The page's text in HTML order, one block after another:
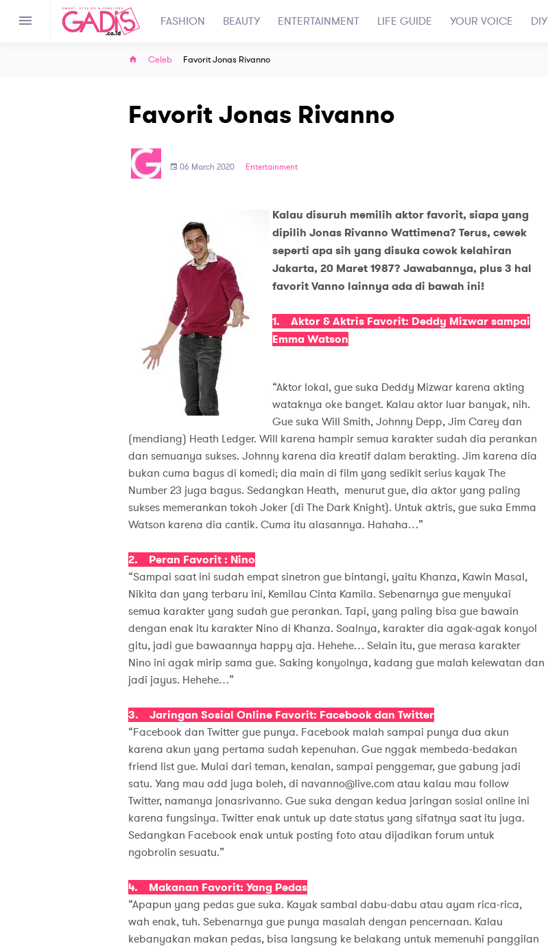
FASHION BEAUTY ENTERTAINMENT LIFE GUIDE YOUR VOICE DIY
Celeb Favorit Jonas Rivanno
Favorit Jonas Rivanno
06 March 2020 Entertainment
Kalau disuruh memilih aktor favorit, siapa yang
dipilih Jonas Rivanno Wattimena? Terus, cewek
seperti apa sih yang disuka cowok kelahiran
Jakarta, 20 Maret 1987? Jawabannya, plus 3 hal
favorit Vanno lainnya ada di bawah ini!
1. Aktor & Aktris Favorit: Deddy Mizwar sampai
Emma Watson
“Aktor lokal, gue suka Deddy Mizwar karena akting
wataknya oke banget. Kalau aktor luar banyak, nih.
Gue suka Will Smith, Johnny Depp, Jim Carey dan
(mendiang) Heath Ledger. Will karena hampir semua karakter sudah dia perankan
dan semuanya sukses. Johnny karena dia kreatif dalam berakting. Jim karena dia
bukan cuma bagus di komedi; dia main di film yang sedikit serius kayak The
Number 23 juga bagus. Sedangkan Heath, menurut gue, dia aktor yang paling
sukses memerankan tokoh Joker (di The Dark Knight). Untuk aktris, gue suka Emma
Watson karena dia cantik. Cuma itu alasannya. Hahaha…”
2. Peran Favorit : Nino
“Sampai saat ini sudah empat sinetron gue bintangi, yaitu Khanza, Kawin Masal,
Nikita dan yang terbaru ini, Kemilau Cinta Kamila. Sebenarnya gue menyukai
semua karakter yang sudah gue perankan. Tapi, yang paling bisa gue bawain
dengan enak itu karakter Nino di Khanza. Soalnya, karakter dia agak-agak konyol
gitu, jadi gue bawaannya happy aja. Hehehe… Selain itu, gue merasa karakter
Nino ini agak mirip sama gue. Saking konyolnya, kadang gue malah kelewatan dan
jadi jayus. Hehehe…”
3. Jaringan Sosial Online Favorit: Facebook dan Twitter
“Facebook dan Twitter gue punya. Facebook malah sampai punya dua akun
karena akun yang pertama sudah kepenuhan. Gue nggak membeda-bedakan
friend list gue. Mulai dari teman, kenalan, sampai penggemar, gue gabung jadi
satu. Yang mau add juga boleh, di navanno@live.com atau kalau mau follow
Twitter, namanya jonasrivanno. Gue suka dengan kedua jaringan sosial online ini
karena fungsinya. Twitter enak untuk up date status yang sifatnya saat itu juga.
Sedangkan Facebook enak untuk posting foto atau dijadikan forum untuk
ngobrolin sesuatu.”
4. Makanan Favorit: Yang Pedas
“Apapun yang pedas gue suka. Kayak sambal dabu-dabu atau ayam rica-rica,
wah enak, tuh. Sebenarnya gue punya masalah dengan pencernaan. Kalau
kebanyakan makan pedas, bisa langsung ke belakang untuk memenuhi panggilan